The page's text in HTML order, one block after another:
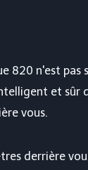
820 n'est pas
et sûr
vous.
derrière